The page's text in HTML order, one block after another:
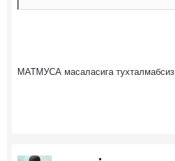
МАТМУСА масаласига тухталмабсиз